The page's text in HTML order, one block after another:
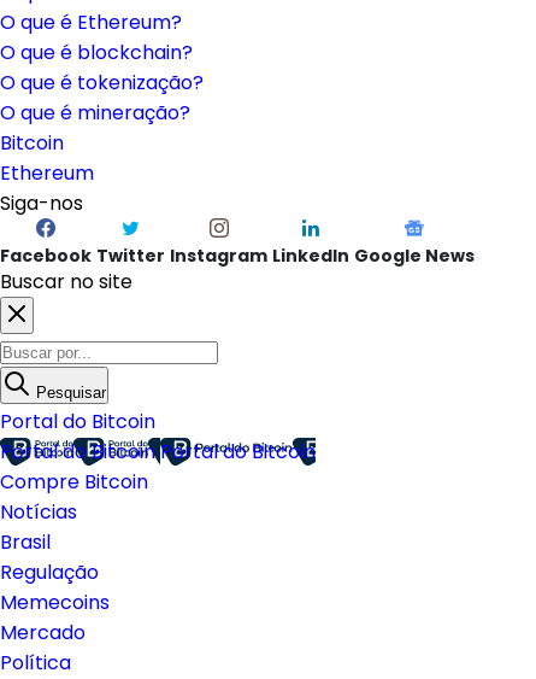
O que é Ethereum?
O que é blockchain?
O que é tokenização?
O que é mineração?
Bitcoin
Ethereum
Siga-nos
Facebook Twitter Instagram LinkedIn Google News
Buscar no site
Pesquisar
Portal do Bitcoin
Portal do BitcoinPortal do Bitcoin
Compre Bitcoin
Notícias
Brasil
Regulação
Memecoins
Mercado
Política